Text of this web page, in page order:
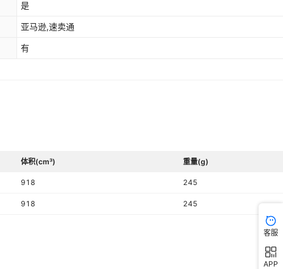
是
亚马逊,速卖通
有
体积(cm³) 重量(g)
918 245
918 245
客服
APP